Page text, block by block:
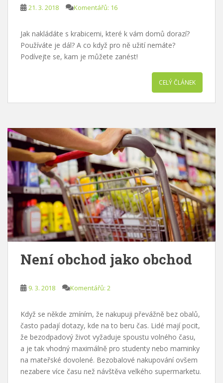
21. 3. 2018 Komentářů: 16
Jak nakládáte s krabicemi, které k vám domů dorazí?
Používáte je dál? A co když pro ně užití nemáte?
Podívejte se, kam je můžete zanést!
CELÝ ČLÁNEK
Není obchod jako obchod
9. 3. 2018 Komentářů: 2
Když se někde zmíním, že nakupuji převážně bez obalů,
často padají dotazy, kde na to beru čas. Lidé mají pocit,
že bezodpadový život vyžaduje spoustu volného času,
a je tak vhodný maximálně pro studenty nebo maminky
na mateřské dovolené. Bezobalové nakupování ovšem
nezabere více času než návštěva velkého supermarketu.